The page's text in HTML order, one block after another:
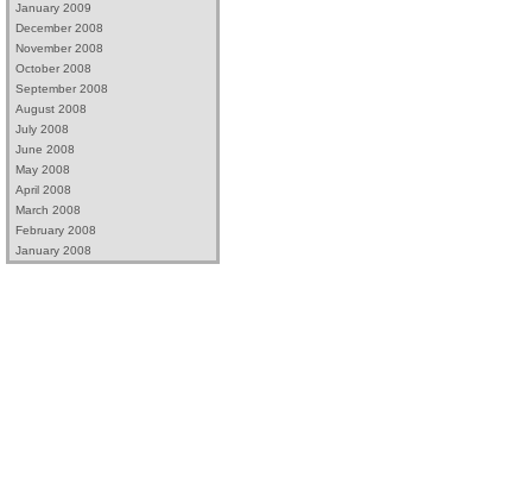
January 2009
December 2008
November 2008
October 2008
September 2008
August 2008
July 2008
June 2008
May 2008
April 2008
March 2008
February 2008
January 2008